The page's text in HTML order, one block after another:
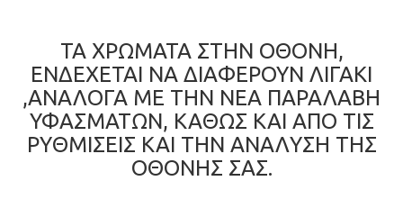
ΤΑ ΧΡΩΜΑΤΑ ΣΤΗΝ ΟΘΟΝΗ,
ΕΝΔΕΧΕΤΑΙ ΝΑ ΔΙΑΦΕΡΟΥΝ ΛΙΓΑΚΙ
,ΑΝΑΛΟΓΑ ΜΕ ΤΗΝ ΝΕΑ ΠΑΡΑΛΑΒΗ
ΥΦΑΣΜΑΤΩΝ, ΚΑΘΩΣ ΚΑΙ ΑΠΟ ΤΙΣ
ΡΥΘΜΙΣΕΙΣ ΚΑΙ ΤΗΝ ΑΝΑΛΥΣΗ ΤΗΣ
ΟΘΟΝΗΣ ΣΑΣ.